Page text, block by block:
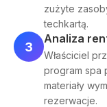
zużyte
techkartą.
3
Analiza
Właściciel
program spa
materiały
rezerwacje.